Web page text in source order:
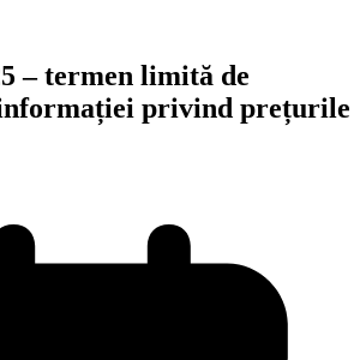
– termen limită de
privind prețurile